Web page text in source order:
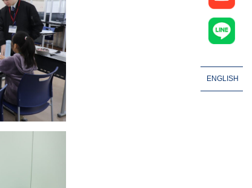
ENGLISH